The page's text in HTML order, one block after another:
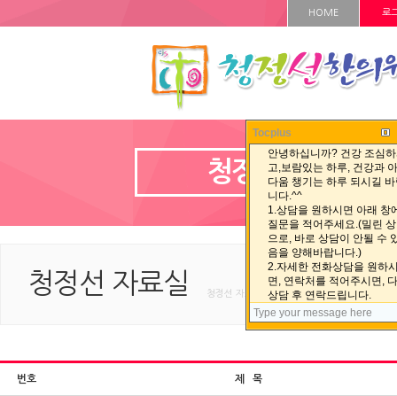
HOME 로
청정선 자료실
청정선 자료실 청정선 자료실 < 청정선 자료실 < HOME
번호 제 목
Tocplus